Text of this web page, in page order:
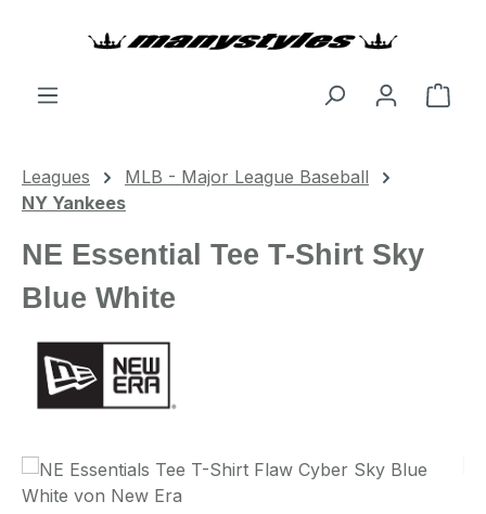
Leagues
MLB - Major League Baseball
NY Yankees
NE Essential Tee T-Shirt Sky
Blue White
Bildergalerie überspringen